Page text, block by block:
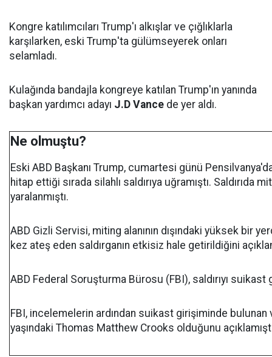
Kongre katılımcıları Trump'ı alkışlar ve çığlıklarla
karşılarken, eski Trump'ta gülümseyerek onları
selamladı.
Kulağında bandajla kongreye katılan Trump'ın yanında
başkan yardımcı adayı J.D Vance de yer aldı.
Ne olmuştu?
Eski ABD Başkanı Trump, cumartesi günü
hitap ettiği sırada silahlı saldırıya uğramıştı. Saldırıda
yaralanmıştı.
ABD Gizli Servisi, miting alanının dışındaki yüksek bir
kez ateş eden saldırganın etkisiz hale getirildiğini
ABD Federal Soruşturma Bürosu (FBI), saldırıyı suikast
FBI, incelemelerin ardından suikast girişiminde
yaşındaki Thomas Matthew Crooks olduğunu